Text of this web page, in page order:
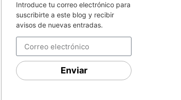
Introduce tu correo electrónico para
suscribirte a este blog y recibir
avisos de nuevas entradas.
Enviar